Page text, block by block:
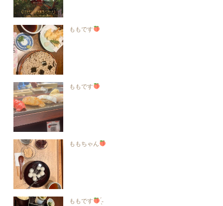
ももです
ももです
ももちゃん
ももです ̖́-︎